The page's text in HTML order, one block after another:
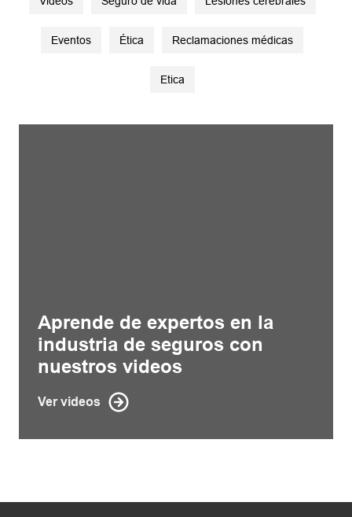
Eventos Ética Reclamaciones médicas
Etica
Aprende de expertos en la
industria de seguros con
nuestros videos
Ver videos